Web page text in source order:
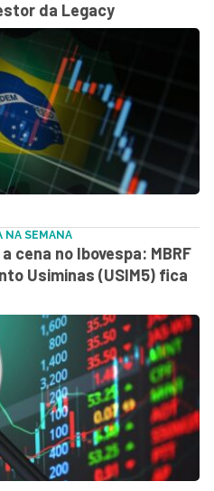
da Legacy
NA SEMANA
cena no Ibovespa: MBRF
Usiminas (USIM5) fica